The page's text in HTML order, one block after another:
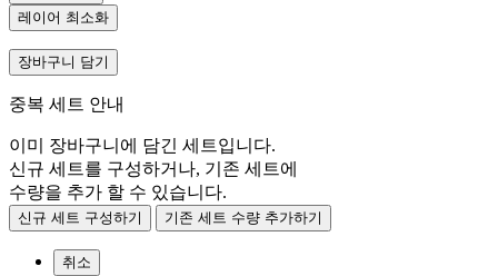
레이어 최소화
장바구니 담기
중복 세트 안내
이미 장바구니에 담긴 세트입니다.
신규 세트를 구성하거나, 기존 세트에
수량을 추가 할 수 있습니다.
신규 세트 구성하기 기존 세트 수량 추가하기
취소